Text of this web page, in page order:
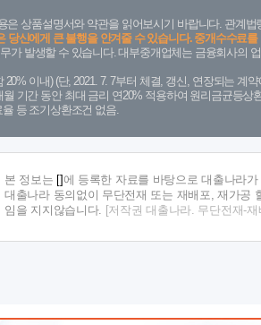
은 상품설명서와 약관을 읽어보시기 바랍니다. 관계
당신에게 큰 불행을 안겨줄 수 있습니다. 중개수수료
가 발생할 수 있습니다. 대부중개업체는 금융회사의
이내) (단, 2021. 7. 7부터 체결, 갱신, 연장되는
월 기간 동안 최대 금리 연20% 적용하여 원리금균등
등 조기상환조건 없음.
본 정보는
에 등록한 자료를 바탕으로 대출나라
대출나라 동의없이 무단전재 또는 재배포, 재가공
임을 지지않습니다.
[저작권 대출나라. 무단전재-재